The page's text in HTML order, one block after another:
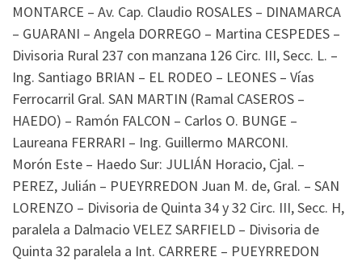
MONTARCE – Av. Cap. Claudio ROSALES – DINAMARCA
– GUARANI – Angela DORREGO – Martina CESPEDES –
Divisoria Rural 237 con manzana 126 Circ. III, Secc. L. –
Ing. Santiago BRIAN – EL RODEO – LEONES – Vías
Ferrocarril Gral. SAN MARTIN (Ramal CASEROS –
HAEDO) – Ramón FALCON – Carlos O. BUNGE –
Laureana FERRARI – Ing. Guillermo MARCONI.
Morón Este – Haedo Sur: JULIÁN Horacio, Cjal. –
PEREZ, Julián – PUEYRREDON Juan M. de, Gral. – SAN
LORENZO – Divisoria de Quinta 34 y 32 Circ. III, Secc. H,
paralela a Dalmacio VELEZ SARFIELD – Divisoria de
Quinta 32 paralela a Int. CARRERE – PUEYRREDON